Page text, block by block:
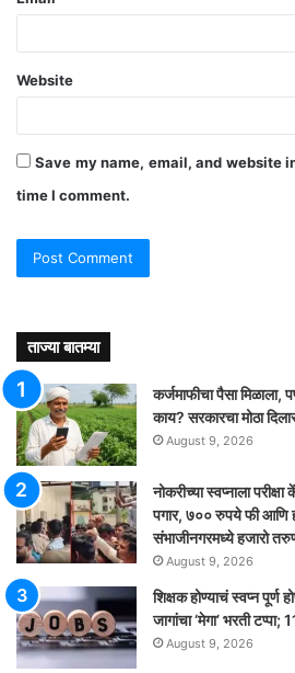
Website
Save my name, email, and website
time I comment.
ताज्या बातम्या
कर्जमाफीचा पैसा
काय? सरकारचा मोठा
August 9, 2026
नोकरीच्या स्वप्नाला
पगार, ७०० रुपये फी आणि
संभाजीनगरमध्ये हजारो
August 9, 2026
शिक्षक होण्याचं स्वप्न पूर्ण
जागांचा ‘मेगा’ भरती
August 9, 2026